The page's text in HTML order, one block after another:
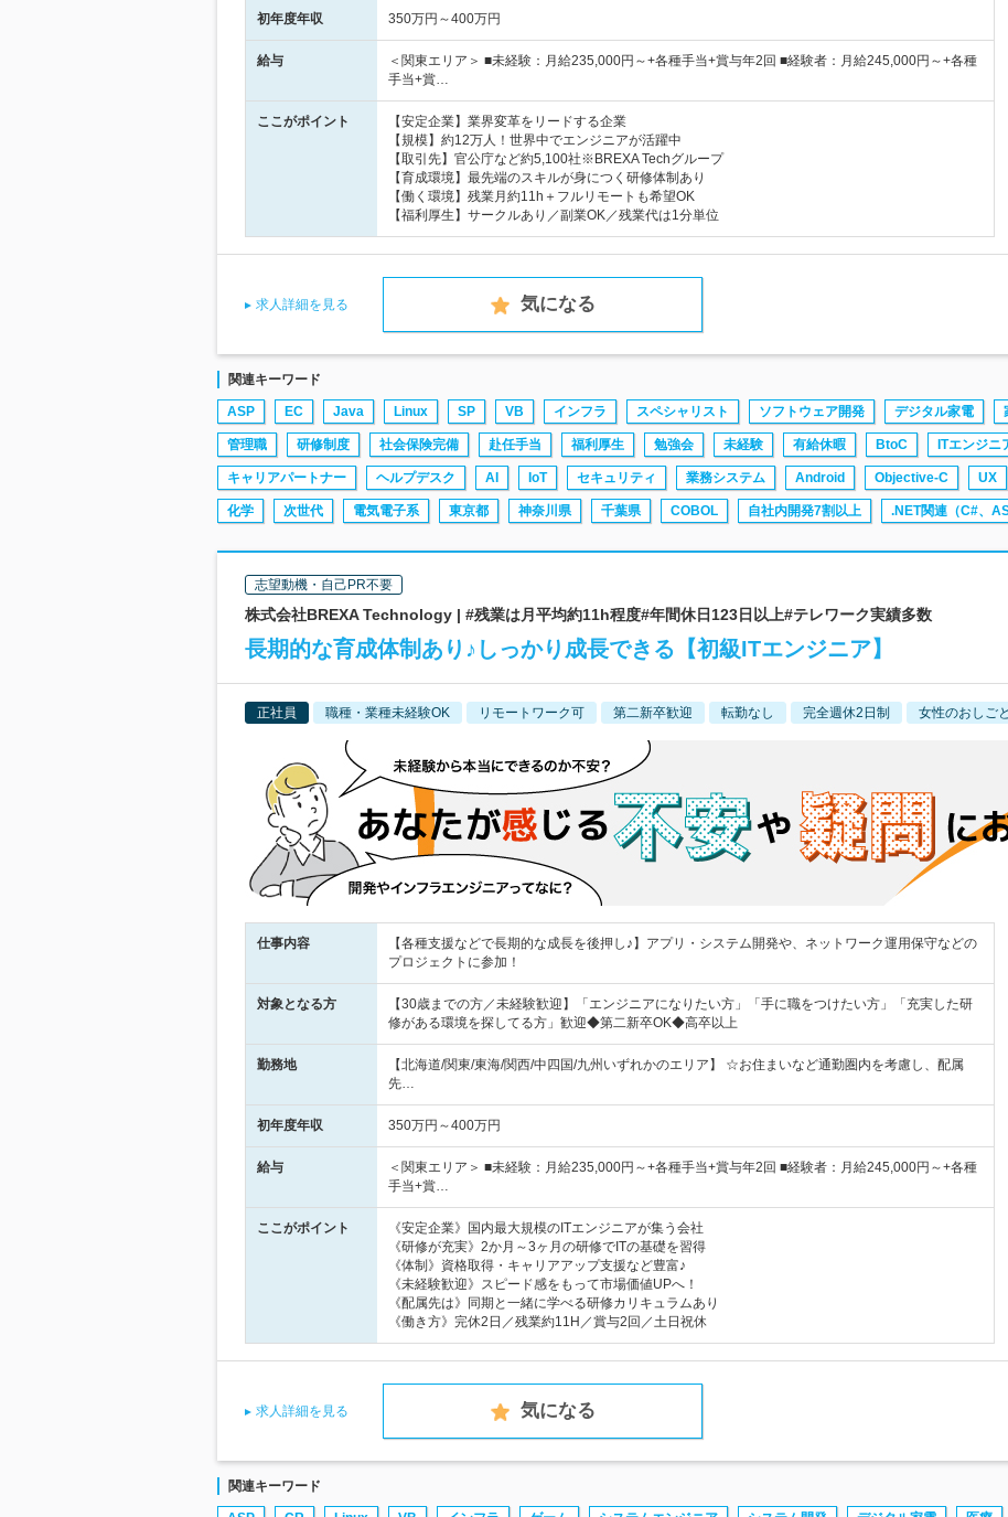
初年度年収 350万円～400万円
給与
＜関東エリア＞ ■未経験：月給235,000円～+各種手当+賞与年2回 ■経験者：月給245,000円～+各種
手当+賞…
ここがポイント
【安定企業】業界変革をリードする企業
【規模】約12万人！世界中でエンジニアが活躍中
【取引先】官公庁など約5,100社※BREXA Techグループ
【育成環境】最先端のスキルが身につく研修体制あり
【働く環境】残業月約11h＋フルリモートも希望OK
【福利厚生】サークルあり／副業OK／残業代は1分単位
求人詳細を見る 気になる
関連キーワード
ASP EC Java Linux SP VB インフラ スペシャリスト ソフトウェア開発 デジタル家電
管理職 研修制度 社会保険完備 赴任手当 福利厚生 勉強会 未経験 有給休暇 BtoC ITエンジニ
キャリアパートナー ヘルプデスク AI IoT セキュリティ 業務システム Android Objective-C UX
化学 次世代 電気電子系 東京都 神奈川県 千葉県 COBOL 自社内開発7割以上 .NET関連（C#、
志望動機・自己PR不要
株式会社BREXA Technology | #残業は月平均約11h程度#年間休日123日以上#テレワーク実績多数
長期的な育成体制あり♪しっかり成長できる【初級ITエンジニア】
正社員 職種・業種未経験OK リモートワーク可 第二新卒歓迎 転勤なし 完全週休2日制 女性のおしご
仕事内容
【各種支援などで長期的な成長を後押し♪】アプリ・システム開発や、ネットワーク運用保守などの
プロジェクトに参加！
対象となる方
【30歳までの方／未経験歓迎】「エンジニアになりたい方」「手に職をつけたい方」「充実した研
修がある環境を探してる方」歓迎◆第二新卒OK◆高卒以上
勤務地
【北海道/関東/東海/関西/中四国/九州いずれかのエリア】 ☆お住まいなど通勤圏内を考慮し、配属
先…
初年度年収 350万円～400万円
給与
＜関東エリア＞ ■未経験：月給235,000円～+各種手当+賞与年2回 ■経験者：月給245,000円～+各種
手当+賞…
ここがポイント
《安定企業》国内最大規模のITエンジニアが集う会社
《研修が充実》2か月～3ヶ月の研修でITの基礎を習得
《体制》資格取得・キャリアアップ支援など豊富♪
《未経験歓迎》スピード感をもって市場価値UPへ！
《配属先は》同期と一緒に学べる研修カリキュラムあり
《働き方》完休2日／残業約11H／賞与2回／土日祝休
求人詳細を見る 気になる
関連キーワード